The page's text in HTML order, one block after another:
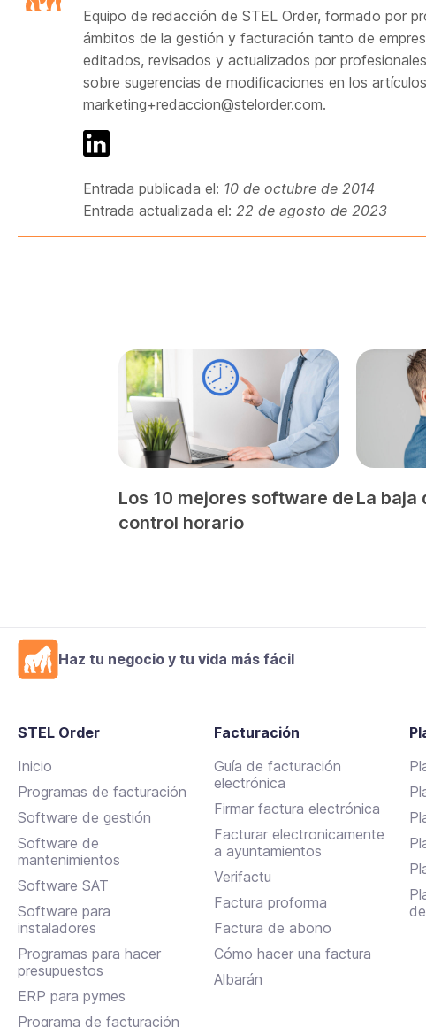
Equipo de redacción de STEL Order, formado por
ámbitos de la gestión y facturación tanto de
editados, revisados y actualizados por
sobre sugerencias de modificaciones en los
marketing+redaccion@stelorder.com.
Entrada publicada el: 10 de octubre de 2014
Entrada actualizada el: 22 de agosto de 2023
Los 10 mejores software de
control horario
La baja
Haz tu negocio y tu vida más fácil
STEL Order
Inicio
Programas de facturación
Software de gestión
Software de
mantenimientos
Software SAT
Software para
instaladores
Programas para hacer
presupuestos
ERP para pymes
Programa de facturación
Facturación
Guía de facturación
electrónica
Firmar factura electrónica
Facturar electronicamente
a ayuntamientos
Verifactu
Factura proforma
Factura de abono
Cómo hacer una factura
Albarán